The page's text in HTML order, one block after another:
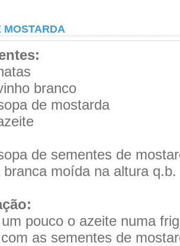
MOSTARDA
branco
de mostarda
de sementes de
branca moída na altura q.b.
pouco o azeite numa
as sementes de